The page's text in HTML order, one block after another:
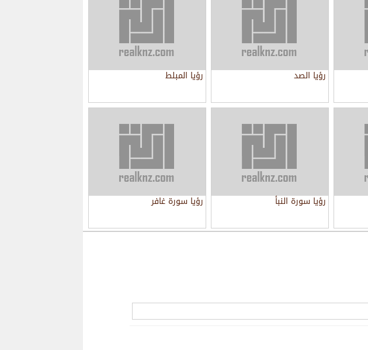
رؤيا الصد رؤيا المبلط
رؤيا سورة النبأ رؤيا سورة غافر